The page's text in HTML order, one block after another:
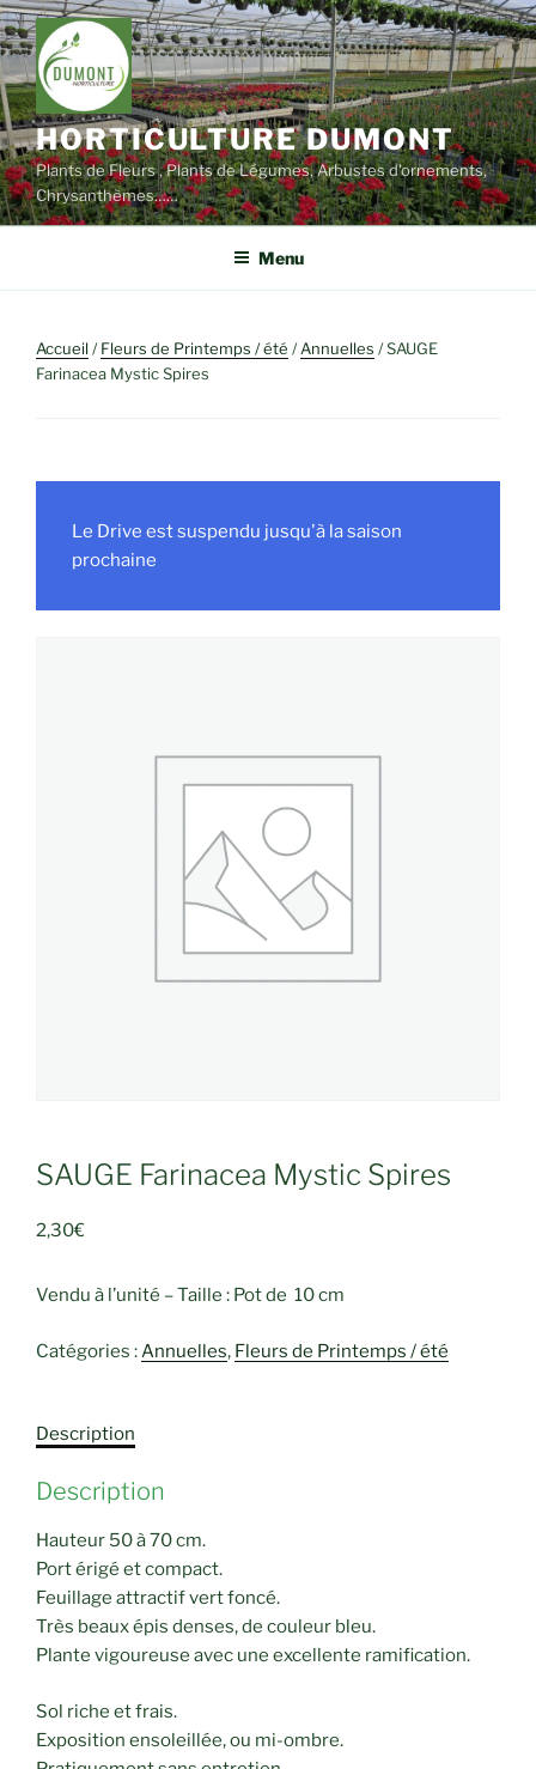
Aller
au
contenu
principal
HORTICULTURE DUMONT
Plants de Fleurs , Plants de Légumes, Arbustes d'ornements,
Chrysanthèmes……
Menu
Accueil/Fleurs de Printemps / été /Annuelles / SAUGE
Farinacea Mystic Spires
Le Drive est suspendu jusqu'à la saison
prochaine
SAUGE Farinacea Mystic Spires
2,30€
Vendu à l’unité – Taille : Pot de 10 cm
Catégories : Annuelles, Fleurs de Printemps / été
Description
Description
Hauteur 50 à 70 cm.
Port érigé et compact.
Feuillage attractif vert foncé.
Très beaux épis denses, de couleur bleu.
Plante vigoureuse avec une excellente ramification.
Sol riche et frais.
Exposition ensoleillée, ou mi-ombre.